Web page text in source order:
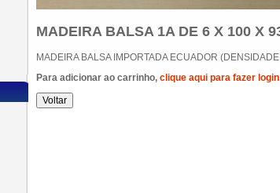
MADEIRA BALSA 1A DE 6 X 100 X
MADEIRA BALSA IMPORTADA ECUADOR
Para adicionar ao carrinho, clique aqui para fazer login